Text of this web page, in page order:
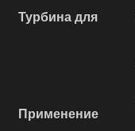
Турбина для
Применение